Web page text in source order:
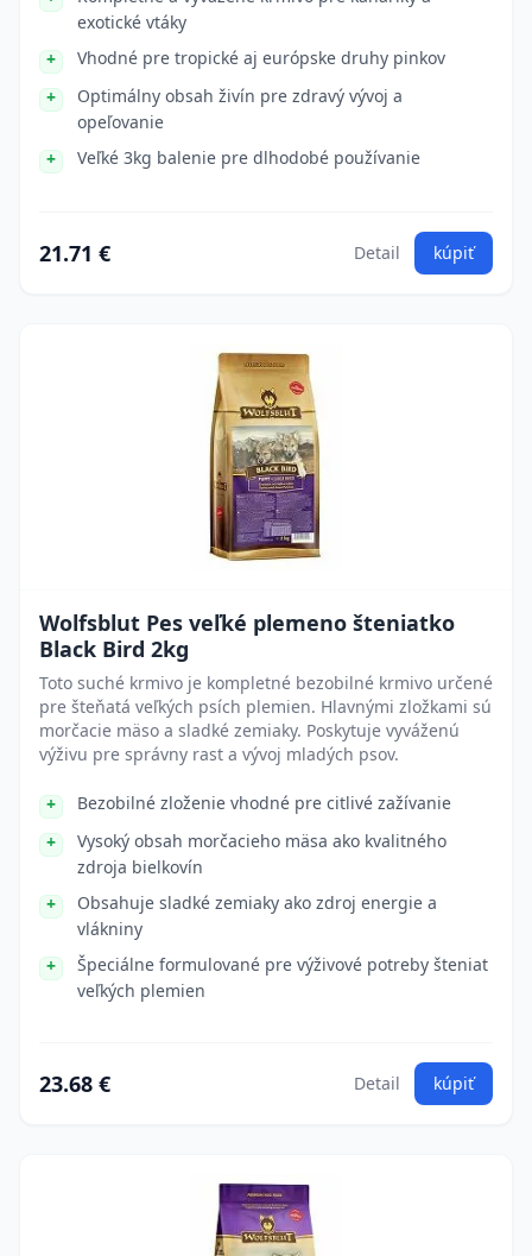
exotické vtáky
Vhodné pre tropické aj európske druhy pinkov
Optimálny obsah živín pre zdravý vývoj a
opeľovanie
Veľké 3kg balenie pre dlhodobé používanie
21.71 € Detail kúpiť
Wolfsblut Pes veľké plemeno šteniatko
Black Bird 2kg
Toto suché krmivo je kompletné bezobilné krmivo určené
pre šteňatá veľkých psích plemien. Hlavnými zložkami sú
morčacie mäso a sladké zemiaky. Poskytuje vyváženú
výživu pre správny rast a vývoj mladých psov.
Bezobilné zloženie vhodné pre citlivé zažívanie
Vysoký obsah morčacieho mäsa ako kvalitného
zdroja bielkovín
Obsahuje sladké zemiaky ako zdroj energie a
vlákniny
Špeciálne formulované pre výživové potreby šteniat
veľkých plemien
23.68 € Detail kúpiť